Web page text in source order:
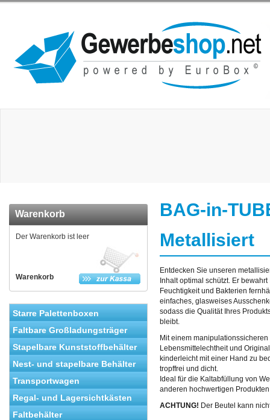
Warenkorb
Warenkorb
Der Warenkorb ist leer
Starre Palettenboxen
Faltbare Großladungsträger
Stapelbare Kunststoffbehälter
Nest- und stapelbare Behälter
Transportwagen
Regal- und Lagersichtkästen
Faltbehälter
BAG-in-
Metallisiert
Entdecken Sie unseren
Inhalt optimal schützt. Er
Feuchtigkeit und Bakterien
einfaches, glasweises
sodass die Qualität Ihres
bleibt.
Mit einem
Lebensmittelechtheit und
kinderleicht mit einer Hand zu
tropffrei und dicht.
Ideal für die Kaltabfüllung von
anderen hochwertigen
ACHTUNG! Der Beutel kann